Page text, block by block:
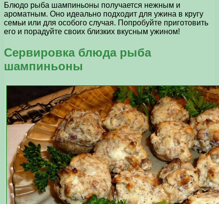
Блюдо рыба шампиньоны получается нежным и
ароматным. Оно идеально подходит для ужина в кругу
семьи или для особого случая. Попробуйте приготовить
его и порадуйте своих близких вкусным ужином!
Сервировка блюда рыба
шампиньоны